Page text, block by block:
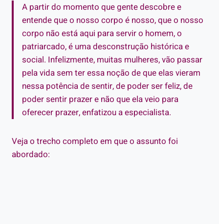
A partir do momento que gente descobre e
entende que o nosso corpo é nosso, que o nosso
corpo não está aqui para servir o homem, o
patriarcado, é uma desconstrução histórica e
social. Infelizmente, muitas mulheres, vão passar
pela vida sem ter essa noção de que elas vieram
nessa potência de sentir, de poder ser feliz, de
poder sentir prazer e não que ela veio para
oferecer prazer, enfatizou a especialista.
Veja o trecho completo em que o assunto foi
abordado: